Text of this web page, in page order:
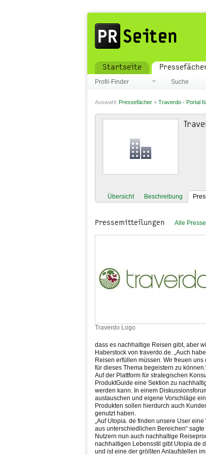
Startseite
Profil-Finder Suche
Auswahl: Pressefächer » Traverdo - Portal
Übersicht Beschreibung
Pressemitteilungen Alle
Traverdo Logo
dass es nachhaltige Reisen gibt, aber
Haberstock von traverdo.de. „Auch
Reisen erfüllen müssen. Wir freuen
für dieses Thema begeistern zu
Auf der Plattform für strategischen
ProduktGuide eine Sektion zu
werden kann. In einem
austauschen und eigene Vorschläge
Produkten sollen hierdurch auch
genutzt haben.
„Auf Utopia. de finden unsere User
aus unterschiedlichen Bereichen“
Nutzern nun auch nachhaltige
nachhaltigen Lebensstil gibt Utopia.de
und ist eine der größten Anlaufstellen